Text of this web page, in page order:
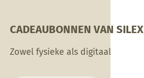
CADEAUBONNEN VAN SILEX
Zowel fysieke als digitaal